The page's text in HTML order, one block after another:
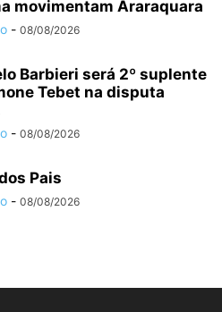
movimentam Araraquara
- 08/08/2026
Barbieri será 2º suplente
Tebet na disputa
- 08/08/2026
Pais
- 08/08/2026